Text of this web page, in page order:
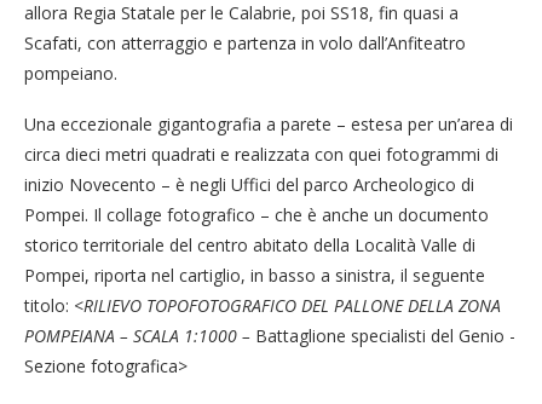
allora Regia Statale per le Calabrie, poi SS18, fin quasi a
Scafati, con atterraggio e partenza in volo dall’Anfiteatro
pompeiano.
Una eccezionale gigantografia a parete – estesa per un’area di
circa dieci metri quadrati e realizzata con quei fotogrammi di
inizio Novecento – è negli Uffici del parco Archeologico di
Pompei. Il collage fotografico – che è anche un documento
storico territoriale del centro abitato della Località Valle di
Pompei, riporta nel cartiglio, in basso a sinistra, il seguente
titolo: <RILIEVO TOPOFOTOGRAFICO DEL PALLONE DELLA ZONA
POMPEIANA – SCALA 1:1000 – Battaglione specialisti del Genio -
Sezione fotografica>